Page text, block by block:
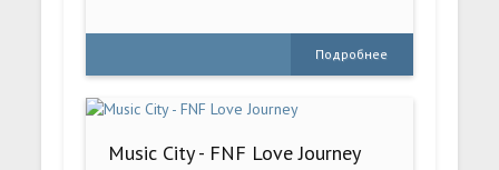
Подробнее
Music City - FNF Love Journey